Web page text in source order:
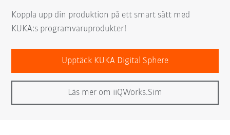
Koppla upp din produktion på ett smart sätt med
KUKA:s programvaruprodukter!
Upptäck KUKA Digital Sphere
Läs mer om iiQWorks.Sim